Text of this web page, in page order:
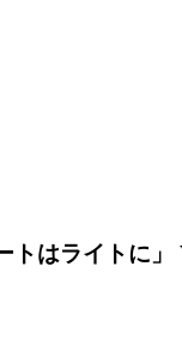
トはライトに